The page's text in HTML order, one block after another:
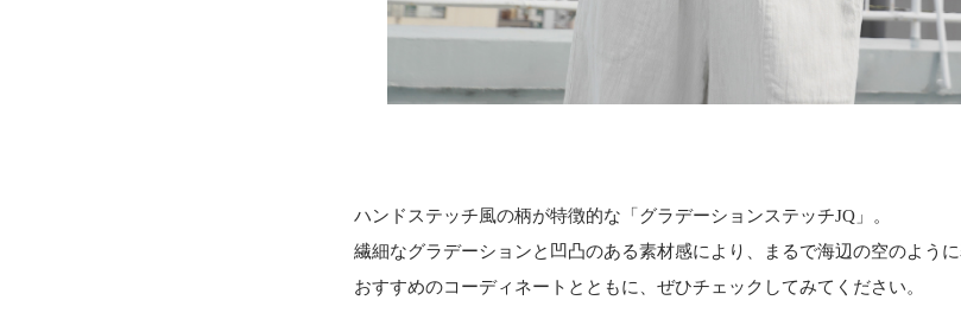
ハンドステッチ風の柄が特徴的な「グラデーションステッチJQ」。
繊細なグラデーションと凹凸のある素材感により、まるで海辺の空のように
おすすめのコーディネートとともに、ぜひチェックしてみてください。